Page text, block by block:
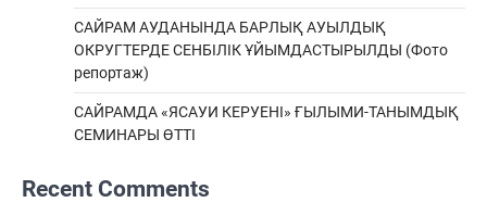
САЙРАМ АУДАНЫНДА БАРЛЫҚ АУЫЛДЫҚ
ОКРУГТЕРДЕ СЕНБІЛІК ҰЙЫМДАСТЫРЫЛДЫ (Фото
репортаж)
САЙРАМДА «ЯСАУИ КЕРУЕНІ» ҒЫЛЫМИ-ТАНЫМДЫҚ
СЕМИНАРЫ ӨТТІ
Recent Comments